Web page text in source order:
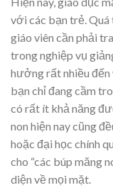
với các bạn trẻ.
giáo viên cần phải
trong nghiệp vụ
hưởng rất nhiều đến
bạn chỉ đang cầm
có rất ít khả năng
non hiện nay cũng
hoặc đại học chính
cho “các búp măng
diện về mọi mặt.